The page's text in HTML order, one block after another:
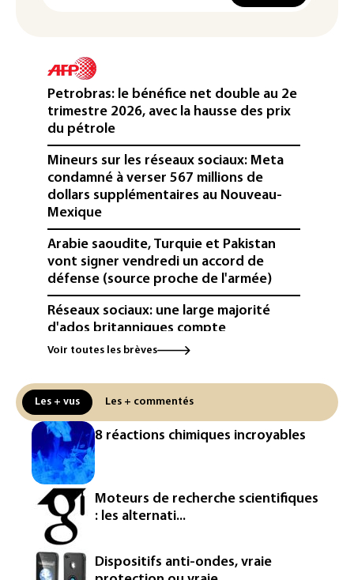
Petrobras: le bénéfice net double au 2e
trimestre 2026, avec la hausse des prix
du pétrole
Mineurs sur les réseaux sociaux: Meta
condamné à verser 567 millions de
dollars supplémentaires au Nouveau-
Mexique
Arabie saoudite, Turquie et Pakistan
vont signer vendredi un accord de
défense (source proche de l'armée)
Réseaux sociaux: une large majorité
d'ados britanniques compte
contourner le couvre-feu (sondage)
un matériau clé dominé par la Chine
Les Etats-Unis veulent contrôler la
production d'un composant des
semiconducteurs et panneaux solaires
Washington étend le contrôle des
réseaux sociaux des étrangers
demandeurs de visas
Rugby: le Stade français victime d'une
cyberattaque
Voir toutes les brèves
Les + vus Les + commentés
8 réactions chimiques incroyables
Moteurs de recherche scientifiques
: les alternati...
Dispositifs anti-ondes, vraie